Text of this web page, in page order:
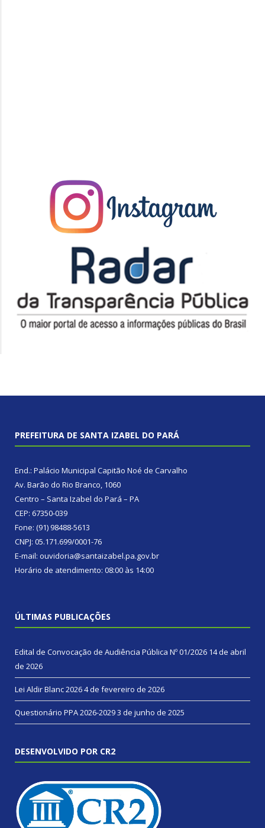
PREFEITURA DE SANTA IZABEL DO PARÁ
End.: Palácio Municipal Capitão Noé de Carvalho
Av. Barão do Rio Branco, 1060
Centro – Santa Izabel do Pará – PA
CEP: 67350-039
Fone: (91) 98488-5613
CNPJ: 05.171.699/0001-76
E-mail: ouvidoria@santaizabel.pa.gov.br
Horário de atendimento: 08:00 às 14:00
ÚLTIMAS PUBLICAÇÕES
Edital de Convocação de Audiência Pública Nº 01/2026 14 de abril
de 2026
Lei Aldir Blanc 20264 de fevereiro de 2026
Questionário PPA 2026-20293 de junho de 2025
DESENVOLVIDO POR CR2